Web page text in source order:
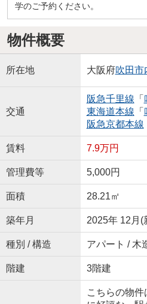
学のご予約ください。
物件概要
所在地 大阪府吹田市
交通
阪急千里線 「
東海道本線 「
阪急京都本線
賃料 7.9万円
管理費等 5,000円
面積 28.21㎡
築年月 2025年 12月(
種別 / 構造 アパート / 木
階建 3階建
こちらの物